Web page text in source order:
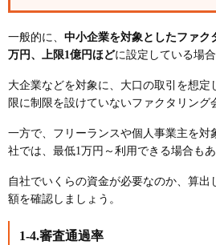
一般的に、 中小企業を対象としたファク
万円、上限1億円ほどに設定している場
大企業などを対象に、大口の取引を想定
限に制限を設けていないファクタリング
一方で、フリーランスや個人事業主を対
社では、最低1万円～利用できる場合もあ
自社でいくらの資金が必要なのか、算出
額を確認しましょう。
1-4.審査通過率